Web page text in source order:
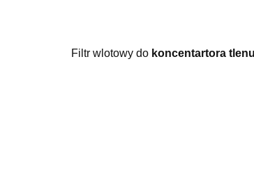
Filtr wlotowy do koncentartora